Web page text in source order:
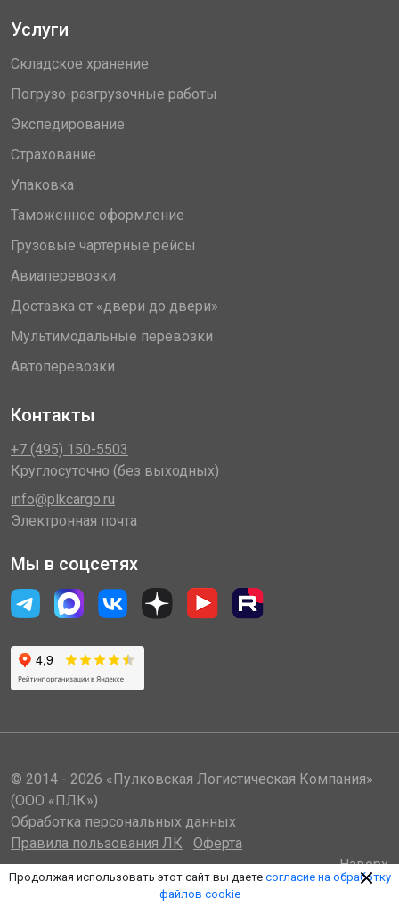
Услуги
Складское хранение
Погрузо-разгрузочные работы
Экспедирование
Страхование
Упаковка
Таможенное оформление
Грузовые чартерные рейсы
Авиаперевозки
Доставка от «двери до двери»
Мультимодальные перевозки
Автоперевозки
Контакты
+7 (495) 150-5503
Круглосуточно (без выходных)
info@plkcargo.ru
Электронная почта
Мы в соцсетях
© 2014 - 2026 «Пулковская Логистическая Компания»
(ООО «ПЛК»)
Обработка персональных данных
Правила пользования ЛК
Оферта
Наверх
Продолжая использовать этот сайт вы даете согласие на обработку
файлов cookie